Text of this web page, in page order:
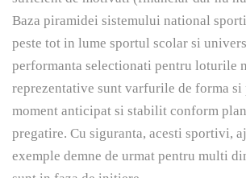
Baza piramidei sistemului national
peste tot in lume sportul scolar si
performanta selectionati pentru loturile
reprezentative sunt varfurile de forma
moment anticipat si stabilit conform
pregatire. Cu siguranta, acesti sportivi,
exemple demne de urmat pentru multi